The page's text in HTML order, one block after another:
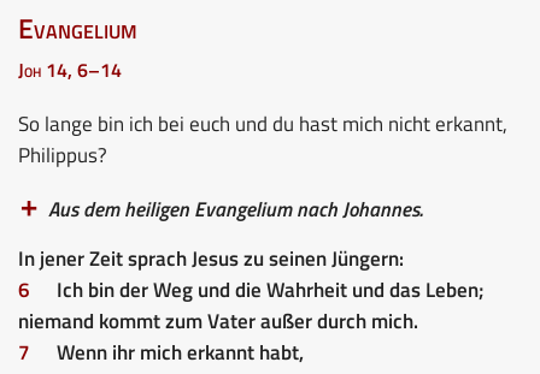
Evangelium
Joh 14, 6–14
So lange bin ich bei euch und du hast mich nicht erkannt,
Philippus?
Aus dem heiligen Evangelium nach Johannes.
In jener Zeit sprach Jesus zu seinen Jüngern:
6
Ich bin der Weg und die Wahrheit und das Leben;
niemand kommt zum Vater außer durch mich.
7
Wenn ihr mich erkannt habt,